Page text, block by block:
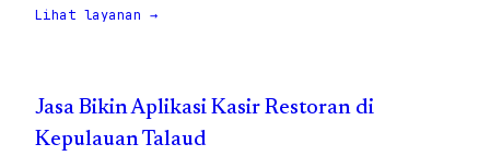
Lihat layanan →
Jasa Bikin Aplikasi Kasir Restoran di
Kepulauan Talaud